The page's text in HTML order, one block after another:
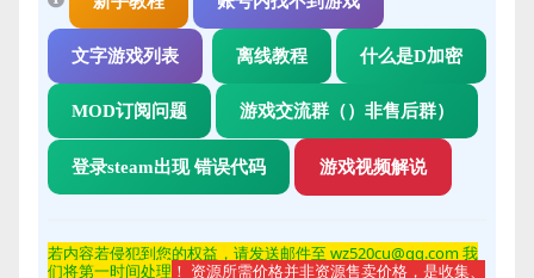
文字游戏列表 离线教程 什么是D加密
MOD订阅问题 游戏交流群（）非售后群）
登录steam出现 错误代码 游戏视频解说
若内容若侵犯到您的权益，请发送邮件至 wz520cu@qq.com 我
们将第一时间处理 ！ 资源所需价格并非资源售卖价格，是收集、